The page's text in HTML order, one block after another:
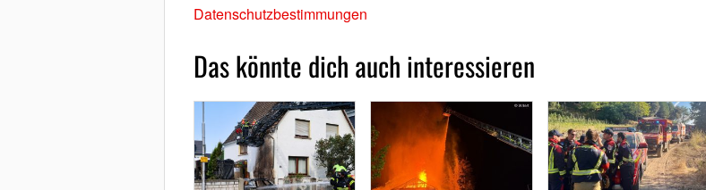
Datenschutzbestimmungen
Das könnte dich auch interessieren